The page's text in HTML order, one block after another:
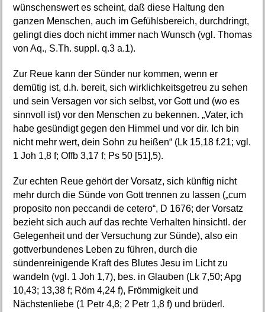
wünschenswert es scheint, daß diese Haltung den
ganzen Menschen, auch im Gefühlsbereich, durchdringt,
gelingt dies doch nicht immer nach Wunsch (vgl. Thomas
von Aq., S.Th. suppl. q.3 a.1).
Zur Reue kann der Sünder nur kommen, wenn er
demütig ist, d.h. bereit, sich wirklichkeitsgetreu zu sehen
und sein Versagen vor sich selbst, vor Gott und (wo es
sinnvoll ist) vor den Menschen zu bekennen. „Vater, ich
habe gesündigt gegen den Himmel und vor dir. Ich bin
nicht mehr wert, dein Sohn zu heißen“ (Lk 15,18 f.21; vgl.
1 Joh 1,8 f; Offb 3,17 f; Ps 50 [51],5).
Zur echten Reue gehört der Vorsatz, sich künftig nicht
mehr durch die Sünde von Gott trennen zu lassen („cum
proposito non peccandi de cetero“, D 1676; der Vorsatz
bezieht sich auch auf das rechte Verhalten hinsichtl. der
Gelegenheit und der Versuchung zur Sünde), also ein
gottverbundenes Leben zu führen, durch die
sündenreinigende Kraft des Blutes Jesu im Licht zu
wandeln (vgl. 1 Joh 1,7), bes. in Glauben (Lk 7,50; Apg
10,43; 13,38 f; Röm 4,24 f), Frömmigkeit und
Nächstenliebe (1 Petr 4,8; 2 Petr 1,8 f) und brüderl.